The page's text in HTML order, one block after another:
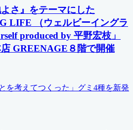
よさ』をテーマにした
LIFE （ウェルビーイングラ
produced by 平野宏枝」
GREENAGE８階で開催
を考えてつくった」グミ4種を新発